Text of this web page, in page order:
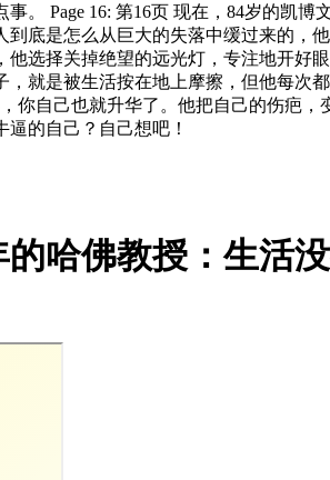
。 Page 16: 第16页 现在，84岁的凯
底是怎么从巨大的失落中缓过来的，
选择关掉绝望的远光灯，专注地开好
就是被生活按在地上摩擦，但他每次
你自己也就升华了。他把自己的伤疤
的自己？自己想吧！
的哈佛教授：生活